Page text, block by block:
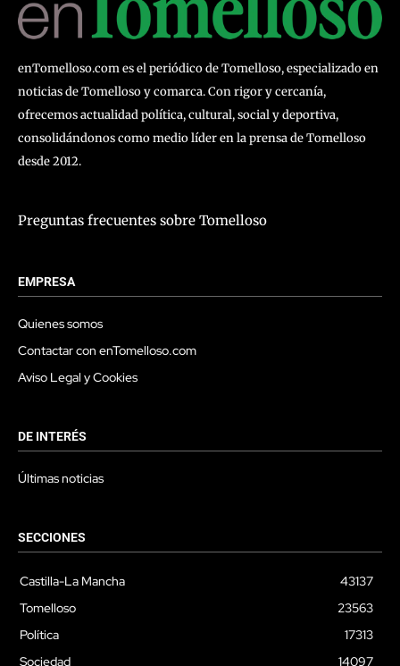
enTomelloso.com es el periódico de Tomelloso, especializado en
noticias de Tomelloso y comarca. Con rigor y cercanía,
ofrecemos actualidad política, cultural, social y deportiva,
consolidándonos como medio líder en la prensa de Tomelloso
desde 2012.
Preguntas frecuentes sobre Tomelloso
EMPRESA
Quienes somos
Contactar con enTomelloso.com
Aviso Legal y Cookies
DE INTERÉS
Últimas noticias
SECCIONES
Castilla-La Mancha
43137
Tomelloso
23563
Política
17313
Sociedad
14097